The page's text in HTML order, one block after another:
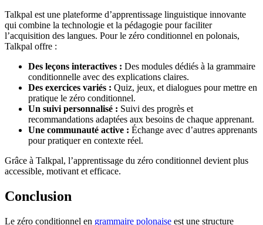
Talkpal est une plateforme d’apprentissage linguistique innovante
qui combine la technologie et la pédagogie pour faciliter
l’acquisition des langues. Pour le zéro conditionnel en polonais,
Talkpal offre :
Des leçons interactives : Des modules dédiés à la grammaire
conditionnelle avec des explications claires.
Des exercices variés : Quiz, jeux, et dialogues pour mettre en
pratique le zéro conditionnel.
Un suivi personnalisé : Suivi des progrès et
recommandations adaptées aux besoins de chaque apprenant.
Une communauté active : Échange avec d’autres apprenants
pour pratiquer en contexte réel.
Grâce à Talkpal, l’apprentissage du zéro conditionnel devient plus
accessible, motivant et efficace.
Conclusion
Le zéro conditionnel en grammaire polonaise est une structure